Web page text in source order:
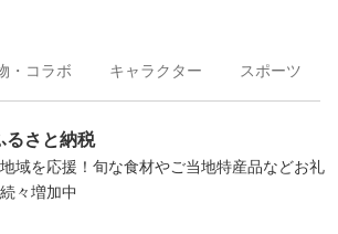
・コラボ キャラクター スポーツ
るさと納税
域を応援！旬な食材やご当地特産品などお礼
々増加中